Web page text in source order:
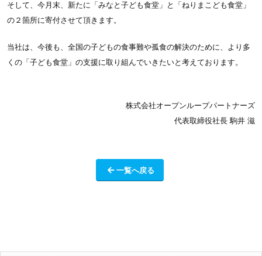
そして、今月末、新たに「みなと子ども食堂」と「ねりまこども食堂」
の２箇所に寄付させて頂きます。
当社は、今後も、全国の子どもの食事難や孤食の解決のために、より多
くの「子ども食堂」の支援に取り組んでいきたいと考えております。
株式会社オープンループパートナーズ
代表取締役社長 駒井 滋
一覧へ戻る